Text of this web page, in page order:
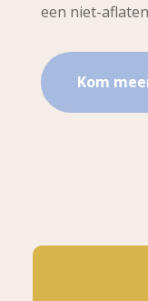
een niet-
Kom